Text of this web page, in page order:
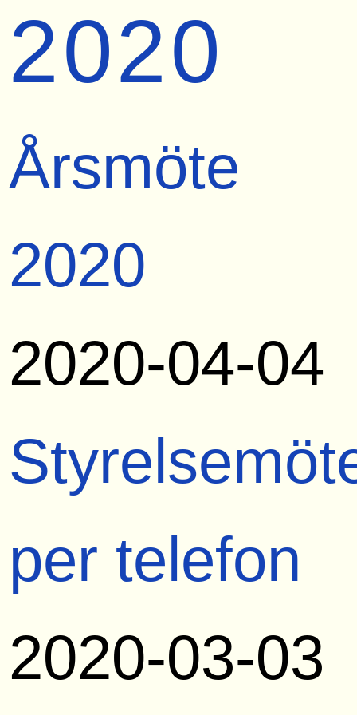
2020
Årsmöte
2020
2020-04-04
per telefon
2020-03-03